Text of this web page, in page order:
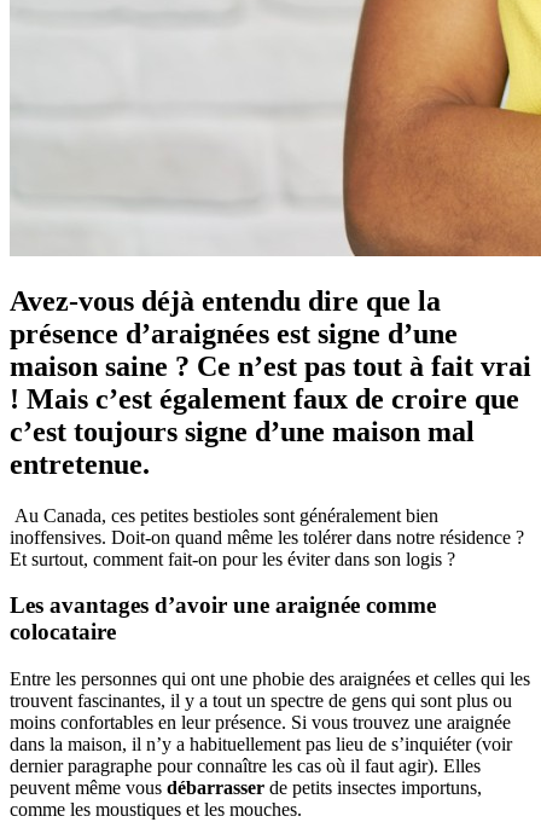
Avez-vous déjà entendu dire que la
présence d’araignées est signe d’une
maison saine ? Ce n’est pas tout à fait vrai
! Mais c’est également faux de croire que
c’est toujours signe d’une maison mal
entretenue.
Au Canada, ces petites bestioles sont généralement bien
inoffensives. Doit-on quand même les tolérer dans notre résidence ?
Et surtout, comment fait-on pour les éviter dans son logis ?
Les avantages d’avoir une araignée comme
colocataire
Entre les personnes qui ont une phobie des araignées et celles qui les
trouvent fascinantes, il y a tout un spectre de gens qui sont plus ou
moins confortables en leur présence. Si vous trouvez une araignée
dans la maison, il n’y a habituellement pas lieu de s’inquiéter (voir
dernier paragraphe pour connaître les cas où il faut agir). Elles
peuvent même vous débarrasser de petits insectes importuns,
comme les moustiques et les mouches.